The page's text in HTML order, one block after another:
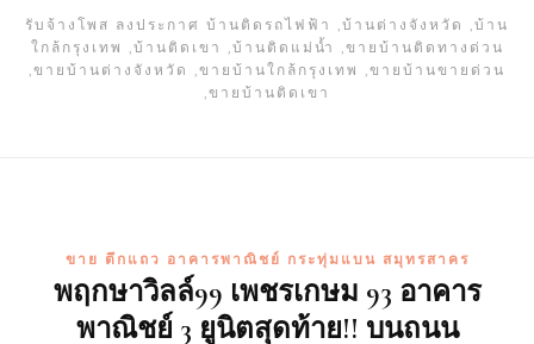
รับจ้างโพส ลงประกาศ บ้านติดรถไฟฟ้า ,บ้านต่างจังหวัด ,บ้าน
ใกล้กรุงเทพ ,บ้านติดเขา ,บ้านติดแม่น้ำ ,ขายบ้านติดทางด่วน
,ขายบ้านต่างจังหวัด ,ขายบ้านใกล้กรุงเทพ ,ขายบ้านขายด่วน
,ขายบ้านติดเขา
ขาย ตึกแถว อาคารพาณิชย์ กระทุ่มแบน สมุทรสาคร
พฤกษาวิลล์99 เพชรเกษม 93 อาคาร
พาณิชย์ 3 ยูนิตสุดท้าย!! บนถนน